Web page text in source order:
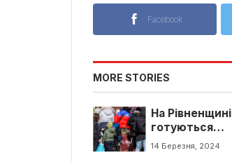
Facebook
MORE STORIES
На Рівненщині
готуються
прийняти
14 Березня, 2024